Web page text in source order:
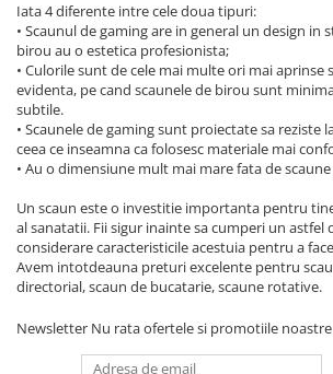
Iata 4 diferente intre cele doua tipuri:
• Scaunul de gaming are in general un design in
birou au o estetica profesionista;
• Culorile sunt de cele mai multe ori mai aprinse
evidenta, pe cand scaunele de birou sunt
subtile.
• Scaunele de gaming sunt proiectate sa reziste
ceea ce inseamna ca folosesc materiale mai
• Au o dimensiune mult mai mare fata de
Un scaun este o investitie importanta pentru
al sanatatii. Fii sigur inainte sa cumperi un astfel
considerare caracteristicile acestuia pentru a
Avem intotdeauna preturi excelente pentru
directorial, scaun de bucatarie, scaune rotative.
Newsletter Nu rata ofertele si promotiile noastre